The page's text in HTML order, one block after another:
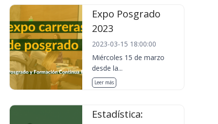
Expo Posgrado
2023
2023-03-15 18:00:00
Miércoles 15 de marzo
desde la...
Leer más
Estadística: